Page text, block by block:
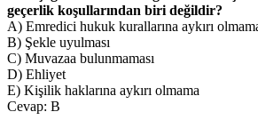
geçerlik koşullarından biri değildir?
A) Emredici hukuk kurallarına aykırı
B) Şekle uyulması
C) Muvazaa bulunmaması
D) Ehliyet
E) Kişilik haklarına aykırı olmama
Cevap: B